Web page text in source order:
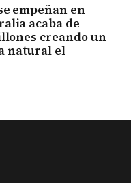
empeñan en
acaba de
creando un
natural el